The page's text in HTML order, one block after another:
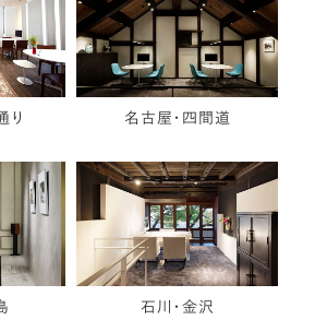
り 名古屋・四間道
石川・金沢